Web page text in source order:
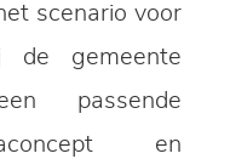
scenario voor
de gemeente
passende
en